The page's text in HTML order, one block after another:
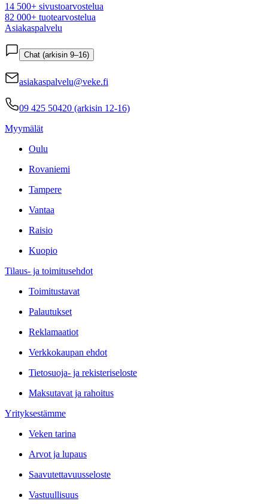
14 500+ sivustoarvostelua
82 000+ tuotearvostelua
Asiakaspalvelu
Chat (arkisin 9–16)
asiakaspalvelu@veke.fi
09 425 50420 (arkisin 12-16)
Myymälät
Oulu
Rovaniemi
Tampere
Vantaa
Raisio
Kuopio
Tilaus- ja toimitusehdot
Toimitustavat
Palautukset
Reklamaatiot
Verkkokaupan ehdot
Tietosuoja- ja rekisteriseloste
Maksutavat ja rahoitus
Yrityksestämme
Veken tarina
Arvot ja lupaus
Saavutettavuusseloste
Vastuullisuus